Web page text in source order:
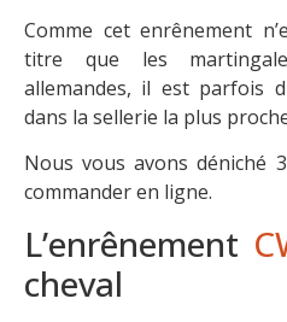
Comme cet enrênement
titre que les
allemandes, il est parfois
dans la sellerie la plus
Nous vous avons déniché
commander en ligne.
L’enrênement
cheval